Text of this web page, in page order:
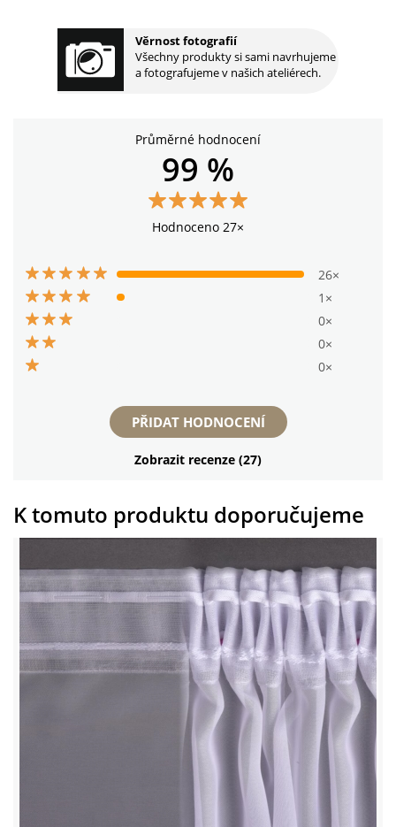
Věrnost fotografií
Všechny produkty si sami navrhujeme
a fotografujeme v našich ateliérech.
Průměrné hodnocení
99 %
Hodnoceno 27×
26×
1×
0×
0×
0×
PŘIDAT HODNOCENÍ
Zobrazit recenze (27)
K tomuto produktu doporučujeme